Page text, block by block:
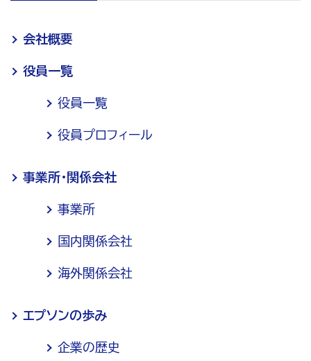
会社概要
役員一覧
役員一覧
役員プロフィール
事業所・関係会社
事業所
国内関係会社
海外関係会社
エプソンの歩み
企業の歴史